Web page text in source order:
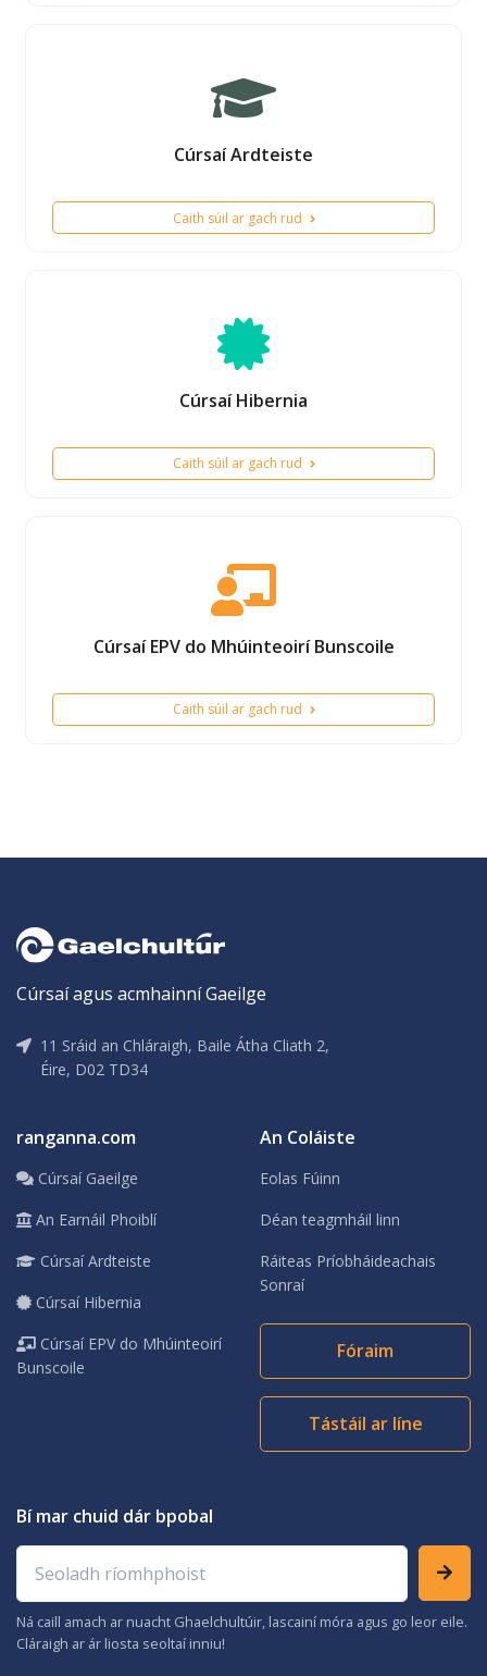
Cúrsaí Ardteiste
Caith súil ar gach rud
Cúrsaí Hibernia
Caith súil ar gach rud
Cúrsaí EPV do Mhúinteoirí Bunscoile
Caith súil ar gach rud
Cúrsaí agus acmhainní Gaeilge
11 Sráid an Chláraigh, Baile Átha Cliath 2,
Éire, D02 TD34
ranganna.com
Cúrsaí Gaeilge
An Earnáil Phoiblí
Cúrsaí Ardteiste
Cúrsaí Hibernia
Cúrsaí EPV do Mhúinteoirí
Bunscoile
An Coláiste
Eolas Fúinn
Déan teagmháil linn
Ráiteas Príobháideachais
Sonraí
Fóraim
Tástáil ar líne
Bí mar chuid dár bpobal
Seoladh ríomhphoist
Ná caill amach ar nuacht Ghaelchultúir, lascainí móra agus go leor eile.
Cláraigh ar ár liosta seoltaí inniu!